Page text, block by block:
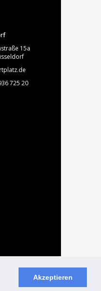
Akzeptieren
15a
725 20